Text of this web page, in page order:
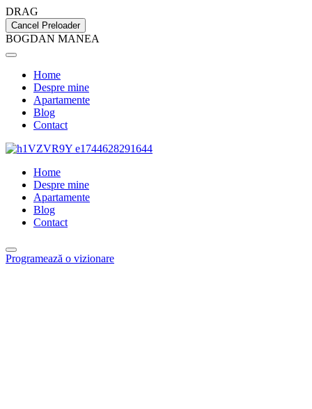
DRAG
Cancel Preloader
BOGDAN MANEA
Home
Despre mine
Apartamente
Blog
Contact
Home
Despre mine
Apartamente
Blog
Contact
Programează o vizionare